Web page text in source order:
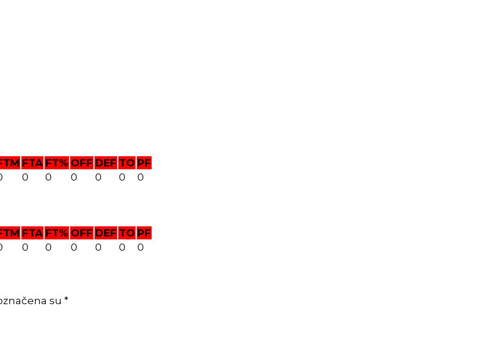
FTA FT% OFF DEF TO PF
0 0 0 0 0 0
FTA FT% OFF DEF TO PF
0 0 0 0 0 0
su *